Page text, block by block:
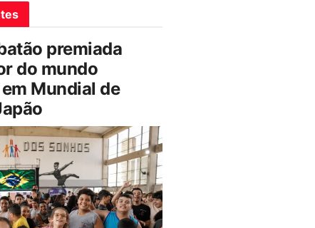
premiada
do mundo
Mundial de